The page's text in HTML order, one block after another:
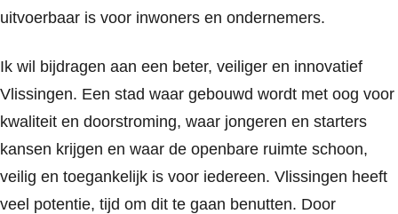
uitvoerbaar is voor inwoners en ondernemers.
Ik wil bijdragen aan een beter, veiliger en innovatief
Vlissingen. Een stad waar gebouwd wordt met oog voor
kwaliteit en doorstroming, waar jongeren en starters
kansen krijgen en waar de openbare ruimte schoon,
veilig en toegankelijk is voor iedereen. Vlissingen heeft
veel potentie, tijd om dit te gaan benutten. Door